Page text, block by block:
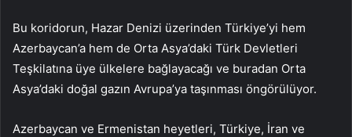
Bu koridorun, Hazar Denizi üzerinden Türkiye’yi hem
Azerbaycan’a hem de Orta Asya’daki Türk Devletleri
Teşkilatına üye ülkelere bağlayacağı ve buradan Orta
Asya’daki doğal gazın Avrupa’ya taşınması öngörülüyor.
Azerbaycan ve Ermenistan heyetleri, Türkiye, İran ve